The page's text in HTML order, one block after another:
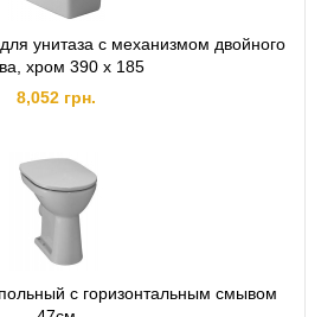
унитаза с механизмом двойного
хром 390 x 185
8,052 грн.
с горизонтальным смывом